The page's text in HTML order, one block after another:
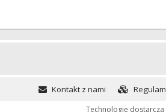
Kontakt z nami
Technologię dostarcza